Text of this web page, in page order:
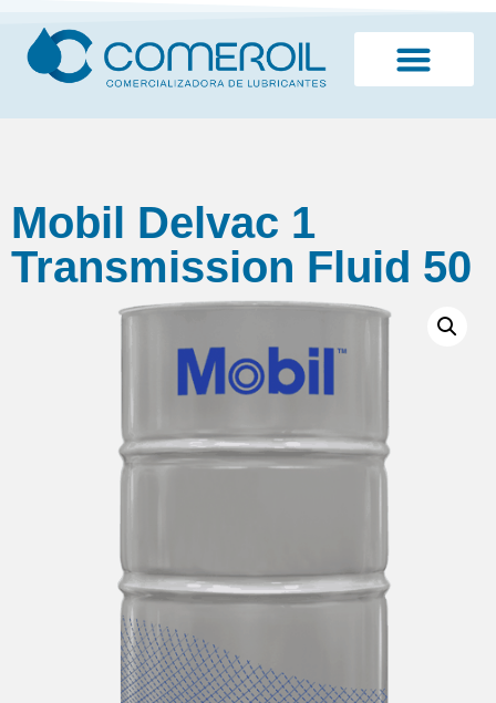
Mobil Delvac 1
Transmission Fluid 50